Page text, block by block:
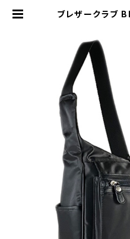
ブレザークラブ